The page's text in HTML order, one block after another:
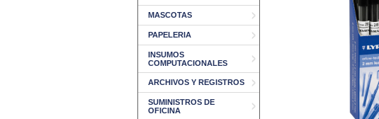
MASCOTAS
PAPELERIA
INSUMOS
COMPUTACIONALES
ARCHIVOS Y REGISTROS
SUMINISTROS DE
OFICINA